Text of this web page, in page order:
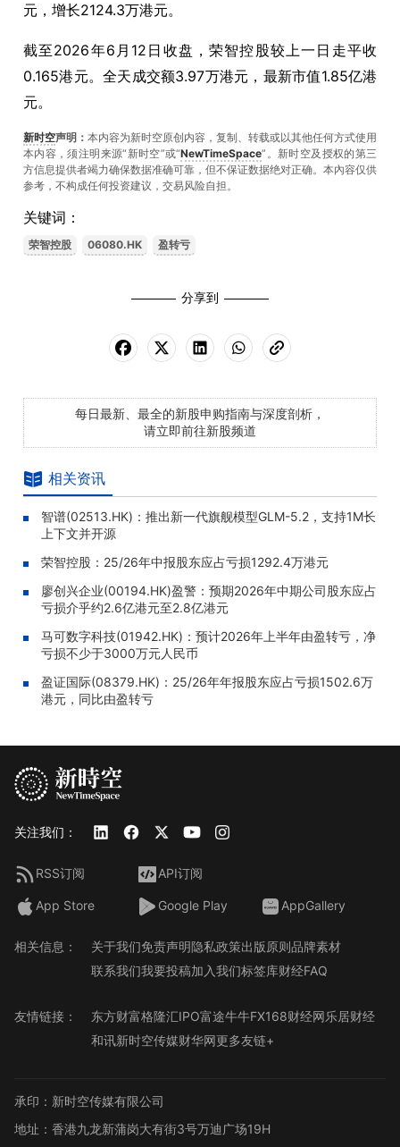
元，增长2124.3万港元。
截至2026年6月12日收盘，荣智控股较上一日走平收
0.165港元。全天成交额3.97万港元，最新市值1.85亿港
元。
新时空声明： 本内容为新时空原创内容，复制、转载或以其他任何方式使用
本内容，须注明来源“新时空”或“NewTimeSpace”。新时空及授权的第三
方信息提供者竭力确保数据准确可靠，但不保证数据绝对正确。本內容仅供
参考，不构成任何投资建议，交易风险自担。
关键词：
荣智控股 06080.HK 盈转亏
分享到
每日最新、最全的新股申购指南与深度剖析，
请立即前往新股频道
相关资讯
智谱(02513.HK)：推出新一代旗舰模型GLM-5.2，支持1M长
上下文并开源
荣智控股：25/26年中报股东应占亏损1292.4万港元
廖创兴企业(00194.HK)盈警：预期2026年中期公司股东应占
亏损介乎约2.6亿港元至2.8亿港元
马可数字科技(01942.HK)：预计2026年上半年由盈转亏，净
亏损不少于3000万元人民币
盈证国际(08379.HK)：25/26年年报股东应占亏损1502.6万
港元，同比由盈转亏
关注我们：
RSS订阅 API订阅
App Store Google Play AppGallery
相关信息： 关于我们免责声明隐私政策出版原则品牌素材
联系我们我要投稿加入我们标签库财经FAQ
友情链接： 东方财富格隆汇IPO富途牛牛FX168财经网乐居财经
和讯新时空传媒财华网更多友链+
承印：新时空传媒有限公司
地址：香港九龙新蒲岗大有街3号万迪广场19H